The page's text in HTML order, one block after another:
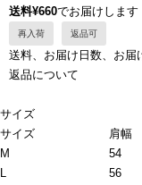
送料¥660でお届けします
再入荷 返品可
送料、お届け日数、お届
返品について
サイズ
サイズ
肩幅
M
54
L
56